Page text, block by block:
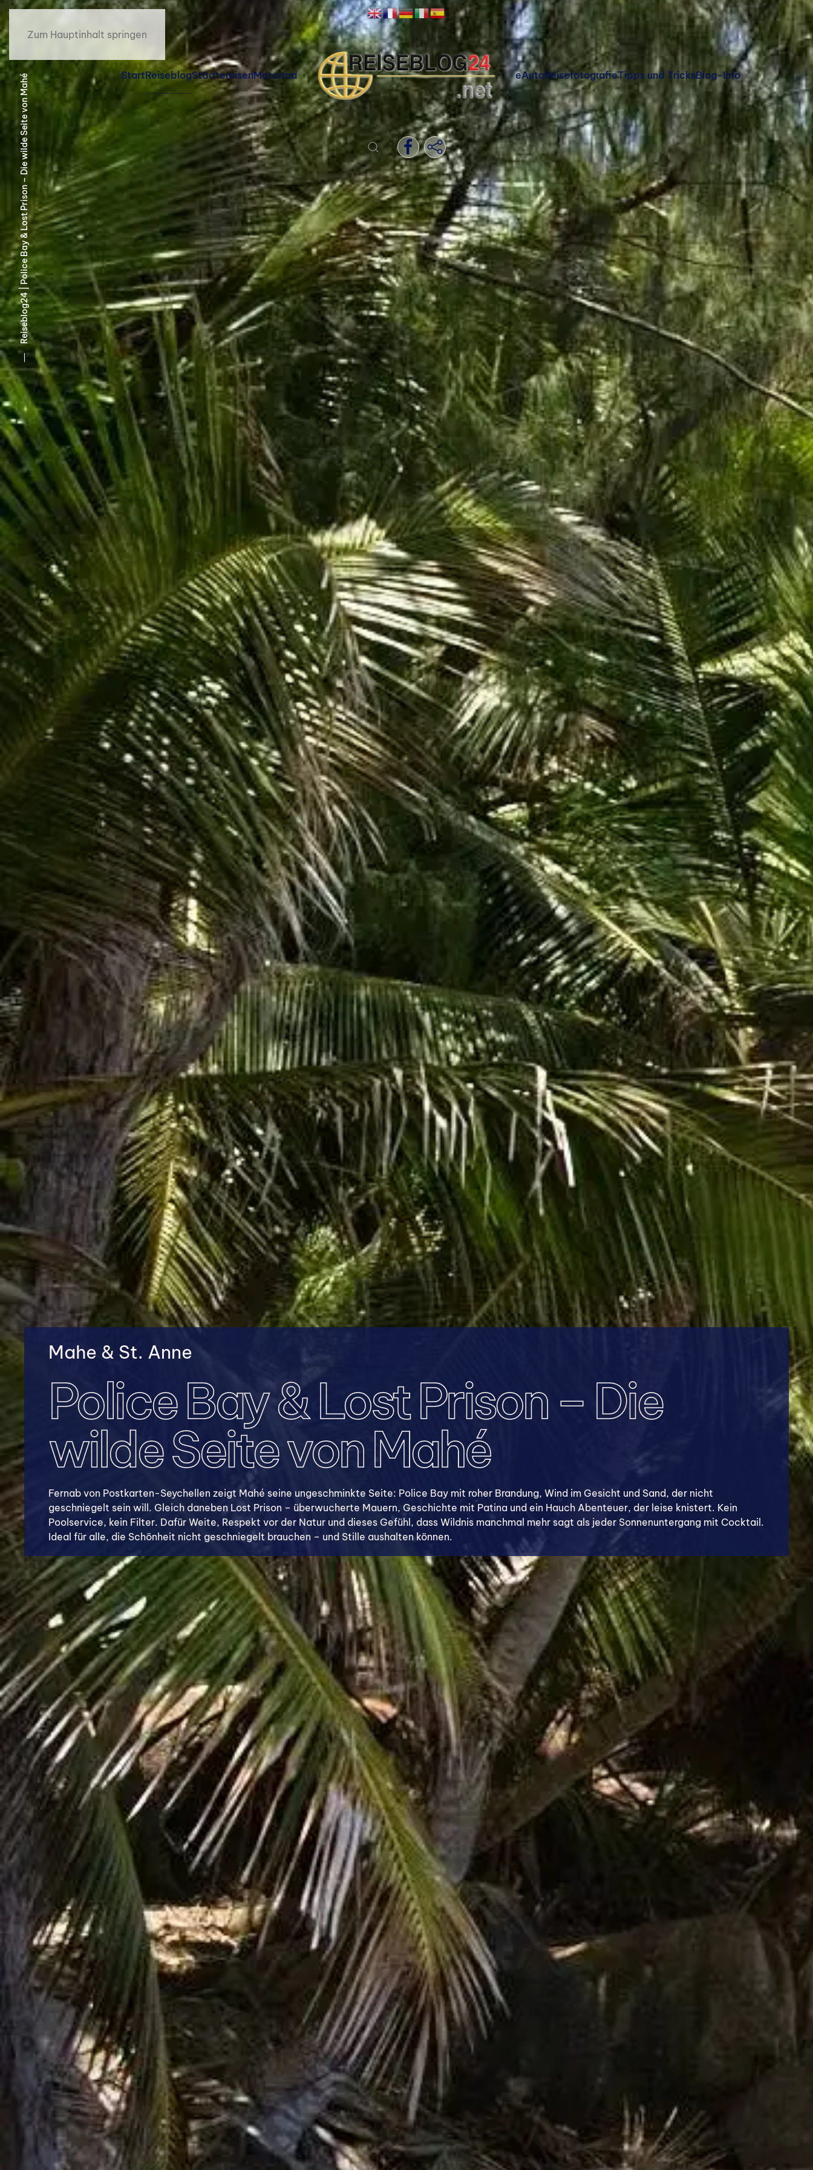
Zum Hauptinhalt springen
StartReiseblogStädtereisenMotorrad eAutoReisefotografieTipps und TricksBlog-Info
Mahe & St. Anne
Police Bay & Lost Prison – Die
wilde Seite von Mahé
Fernab von Postkarten-Seychellen zeigt Mahé seine ungeschminkte Seite: Police Bay mit roher Brandung, Wind im Gesicht und Sand, der nicht
geschniegelt sein will. Gleich daneben Lost Prison – überwucherte Mauern, Geschichte mit Patina und ein Hauch Abenteuer, der leise knistert. Kein
Poolservice, kein Filter. Dafür Weite, Respekt vor der Natur und dieses Gefühl, dass Wildnis manchmal mehr sagt als jeder Sonnenuntergang mit Cocktail.
Ideal für alle, die Schönheit nicht geschniegelt brauchen – und Stille aushalten können.
Reiseblog24 | Police Bay & Lost Prison – Die wilde Seite von Mahé